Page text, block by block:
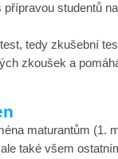
studentů
tedy zkušební
zkoušek a
maturantům (1.
také všem